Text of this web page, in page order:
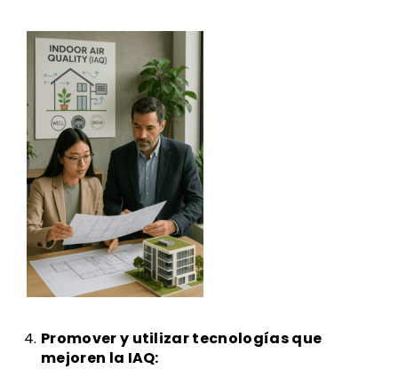
Promover y utilizar tecnologías que
mejoren la IAQ: